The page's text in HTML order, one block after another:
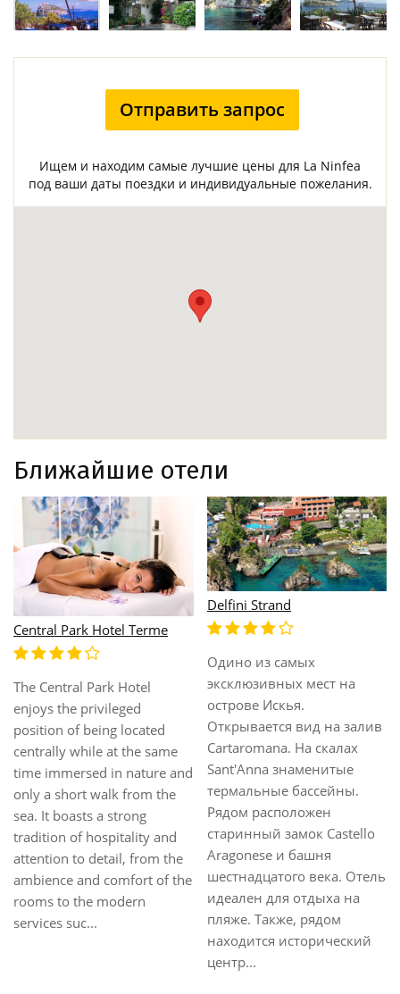
Отправить запрос
Ищем и находим самые лучшие цены для La Ninfea
под ваши даты поездки и индивидуальные пожелания.
Ближайшие отели
Central Park Hotel Terme
The Central Park Hotel
enjoys the privileged
position of being located
centrally while at the same
time immersed in nature and
only a short walk from the
sea. It boasts a strong
tradition of hospitality and
attention to detail, from the
ambience and comfort of the
rooms to the modern
services suc...
Delfini Strand
Одино из самых
эксклюзивных мест на
острове Искья.
Открывается вид на залив
Cartaromana. На скалах
Sant'Anna знаменитые
термальные бассейны.
Рядом расположен
старинный замок Castello
Aragonese и башня
шестнадцатого века. Отель
идеален для отдыха на
пляже. Также, рядом
находится исторический
центр...